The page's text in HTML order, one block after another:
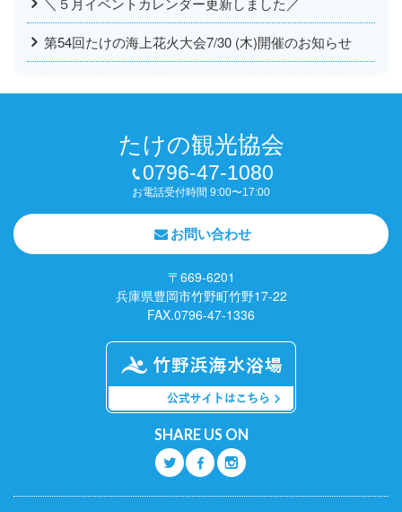
第54回たけの海上花火大会7/30 (木)開催のお知らせ
たけの観光協会
0796-47-1080
お電話受付時間 9:00〜17:00
お問い合わせ
〒669-6201
兵庫県豊岡市竹野町竹野17-22
FAX.0796-47-1336
SHARE US ON
Q O P